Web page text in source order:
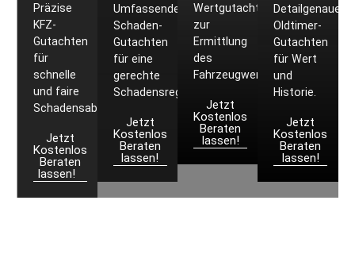
Präzise
KFZ-
Gutachten
für
schnelle
und faire
Schadensabwicklung.
Jetzt
Kostenlos
Beraten
lassen!
Umfassende
Schaden-
Gutachten
für eine
gerechte
Schadensregulierung.
Jetzt
Kostenlos
Beraten
lassen!
Wertgutachten
zur
Ermittlung
des
Fahrzeugwerts.
Jetzt
Kostenlos
Beraten
lassen!
Detailgenaue
Oldtimer-
Gutachten
für Wert
und
Historie.
Jetzt
Kostenlos
Beraten
lassen!